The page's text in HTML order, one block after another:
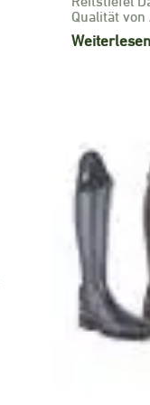
Qualität von
Weiterlesen